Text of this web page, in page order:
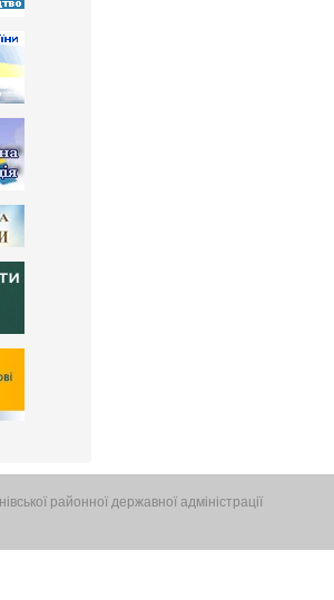
районної державної адміністрації